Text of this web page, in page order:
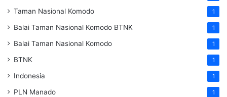
Taman Nasional Komodo 1
Balai Taman Nasional Komodo BTNK 1
Balai Taman Nasional Komodo 1
BTNK 1
Indonesia 1
PLN Manado 1